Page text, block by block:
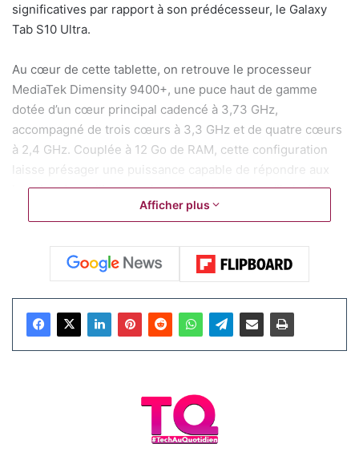
significatives par rapport à son prédécesseur, le Galaxy
Tab S10 Ultra.
Au cœur de cette tablette, on retrouve le processeur
MediaTek Dimensity 9400+, une puce haut de gamme
dotée d’un cœur principal cadencé à 3,73 GHz,
accompagné de trois cœurs à 3,3 GHz et de quatre cœurs
à 2,4 GHz. Couplée à 12 Go de RAM, cette configuration
laisse présager une puissance capable de répondre aux
besoins des utilisateurs les plus exigeants, qu’il s’agisse
de multitâche intensif ou d’applications gourmandes. Le
G925, optimisé pour les performances graphiques et
l’intelligence artificielle, ce qui va renforcer les capacités
gaming ou les fonctionnalités avancées.
Côté logiciel, la tablette devrait embarquerAndroid 16dès
des options de personnalisation poussées et des
améliorations en matière de productivité, notamment
Afficher plus